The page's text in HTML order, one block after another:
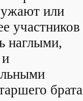
или
участников
наглыми,
брата